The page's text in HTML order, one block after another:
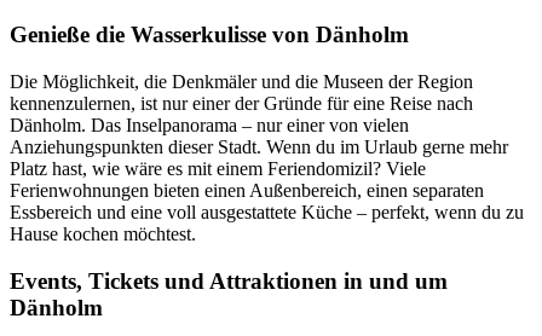
Genieße die Wasserkulisse von Dänholm
Die Möglichkeit, die Denkmäler und die Museen der Region
kennenzulernen, ist nur einer der Gründe für eine Reise nach
Dänholm. Das Inselpanorama – nur einer von vielen
Anziehungspunkten dieser Stadt. Wenn du im Urlaub gerne mehr
Platz hast, wie wäre es mit einem Feriendomizil? Viele
Ferienwohnungen bieten einen Außenbereich, einen separaten
Essbereich und eine voll ausgestattete Küche – perfekt, wenn du zu
Hause kochen möchtest.
Events, Tickets und Attraktionen in und um
Dänholm